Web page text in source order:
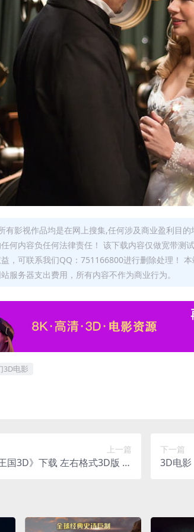
有影视作品均是在网上搜集,任何涉及商业盈利目
何内容负任何法律责任！ 该下载内容仅做宽带测
，可联系我们QQ：751166800进行删除处理！
服务器支出费用，所有内容不作为商业行为。
3D电影
上一篇
国3D》下载 左右格式3D版 高
下一篇
3D电影